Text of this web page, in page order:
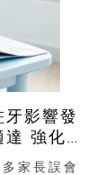
牙影響發
家長誤會